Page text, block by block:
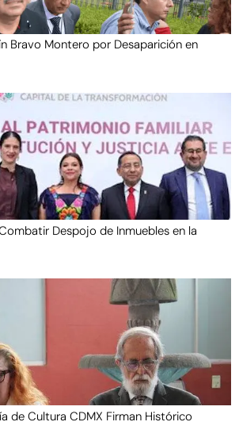
Bravo Montero por Desaparición en
Despojo de Inmuebles en la
de Cultura CDMX Firman Histórico